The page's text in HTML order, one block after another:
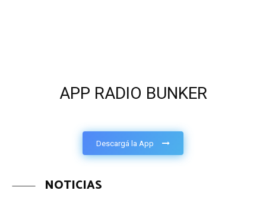
APP RADIO BUNKER
Descargá la App
NOTICIAS